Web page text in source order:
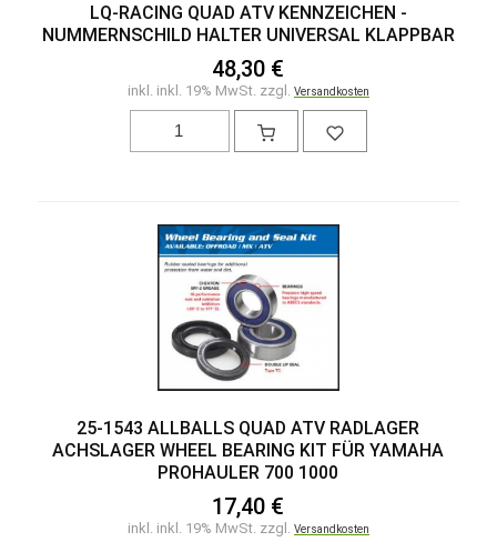
LQ-RACING QUAD ATV KENNZEICHEN -
NUMMERNSCHILD HALTER UNIVERSAL KLAPPBAR
48,30 €
inkl. inkl. 19% MwSt. zzgl. Versandkosten
25-1543 ALLBALLS QUAD ATV RADLAGER
ACHSLAGER WHEEL BEARING KIT FÜR YAMAHA
PROHAULER 700 1000
17,40 €
inkl. inkl. 19% MwSt. zzgl. Versandkosten